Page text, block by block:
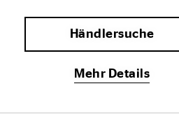
Händlersuche
Mehr Details